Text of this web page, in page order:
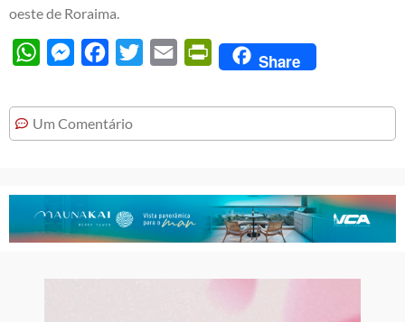
oeste de Roraima.
WhatsAppMessengerFacebook
Twitter Email PrintFriendly
Share
Um Comentário